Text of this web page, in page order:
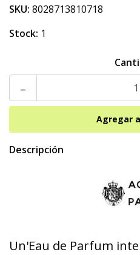
SKU: 8028713810718
Stock: 1
-
Descripción
Un'Eau de Parfum